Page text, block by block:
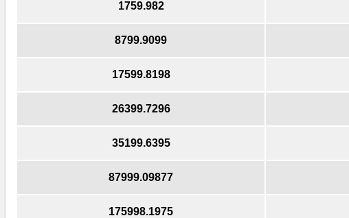
1759.982
8799.9099
17599.8198
26399.7296
35199.6395
87999.09877
175998.1975